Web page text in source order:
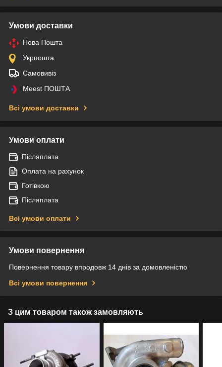
Умови доставки
Нова Пошта
Укрпошта
Самовивіз
Meest ПОШТА
Всі умови доставки
Умови оплати
Післяплата
Оплата на рахунок
Готівкою
Післяплата
Всі умови оплати
Умови повернення
Повернення товару впродовж 14 днів за домовленістю
Всі умови повернення
З цим товаром також замовляють